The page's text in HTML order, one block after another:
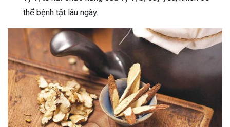
thể bệnh tật lâu ngày.